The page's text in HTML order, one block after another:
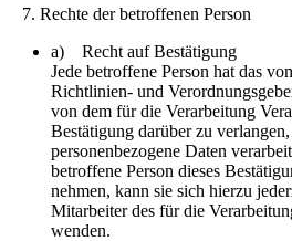
7. Rechte der betroffenen Person
a) Recht auf Bestätigung
Jede betroffene Person hat das
Richtlinien- und
von dem für die Verarbeitung
Bestätigung darüber zu
personenbezogene Daten
betroffene Person dieses
nehmen, kann sie sich hierzu
Mitarbeiter des für die
wenden.